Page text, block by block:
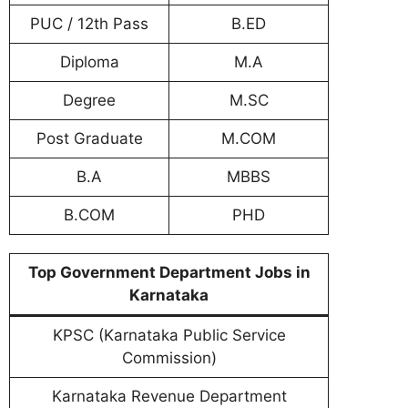
PUC / 12th Pass B.ED
Diploma M.A
Degree M.SC
Post Graduate M.COM
B.A MBBS
B.COM PHD
Top Government Department Jobs in
Karnataka
KPSC (Karnataka Public Service
Commission)
Karnataka Revenue Department